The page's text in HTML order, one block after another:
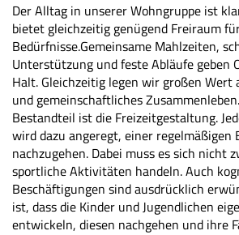
Der Alltag in unserer Wohngruppe ist
bietet gleichzeitig genügend Freiraum
Bedürfnisse.Gemeinsame Mahlzeiten,
Unterstützung und feste Abläufe geben
Halt. Gleichzeitig legen wir großen Wert
und gemeinschaftliches
Bestandteil ist die Freizeitgestaltung.
wird dazu angeregt, einer regelmäßigen
nachzugehen. Dabei muss es sich nicht
sportliche Aktivitäten handeln. Auch
Beschäftigungen sind ausdrücklich
ist, dass die Kinder und Jugendlichen
entwickeln, diesen nachgehen und ihre